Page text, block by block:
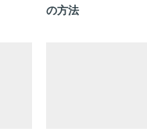
の方法